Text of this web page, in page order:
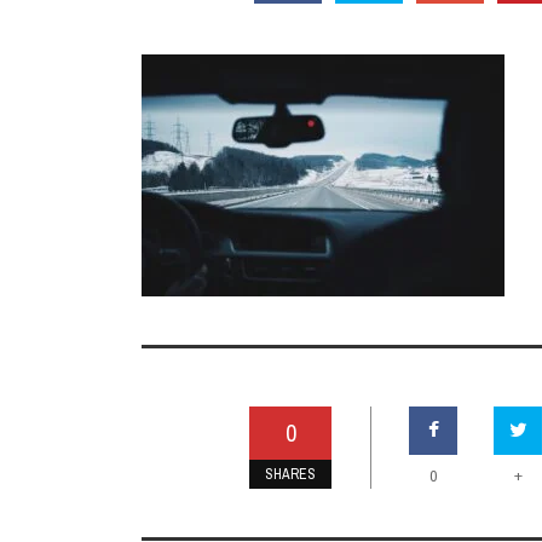
0
SHARES 0 +